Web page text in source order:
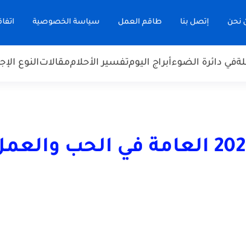
نحن إتصل بنا طاقم العمل سياسة الخصوصية
في دائرة الضوءأبراج اليومتفسير الأحلاممقالاتالنوع
أبراج الثلاثاء 12 مايو 2026 العامة في الحب